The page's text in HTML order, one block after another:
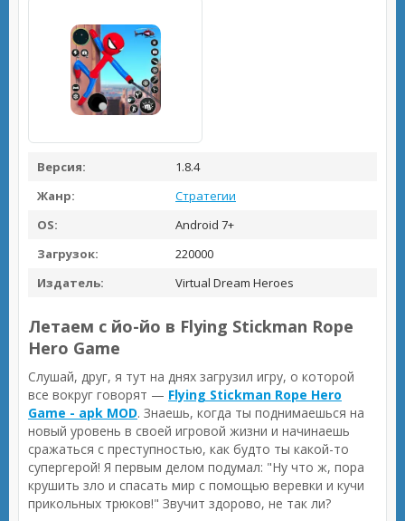
Версия:
1.8.4
Жанр:
Стратегии
OS:
Android 7+
Загрузок:
220000
Издатель:
Virtual Dream Heroes
Летаем с йо-йо в Flying Stickman Rope
Hero Game
Слушай, друг, я тут на днях загрузил игру, о которой
все вокруг говорят — Flying Stickman Rope Hero
Game - apk MOD. Знаешь, когда ты поднимаешься на
новый уровень в своей игровой жизни и начинаешь
сражаться с преступностью, как будто ты какой-то
супергерой! Я первым делом подумал: "Ну что ж, пора
крушить зло и спасать мир с помощью веревки и кучи
прикольных трюков!" Звучит здорово, не так ли?